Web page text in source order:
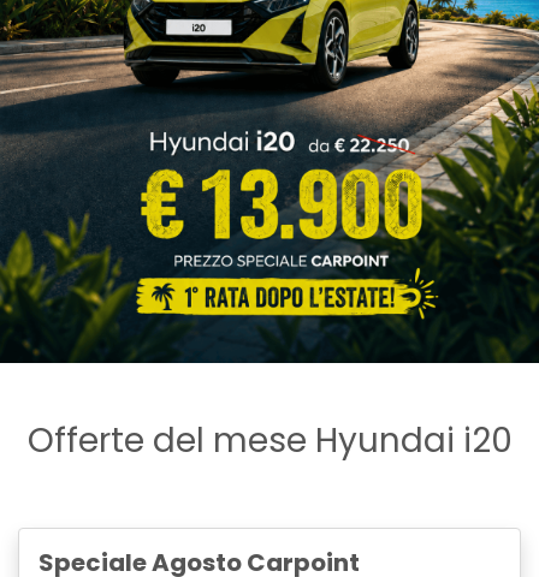
Offerte del mese Hyundai i20
Speciale Agosto Carpoint